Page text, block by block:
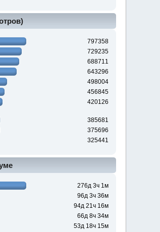
797358
729235
688711
643296
498004
456845
420126
385681
375696
325441
276д 3ч 1м
96д 3ч 36м
94д 21ч 16м
66д 8ч 34м
53д 18ч 15м